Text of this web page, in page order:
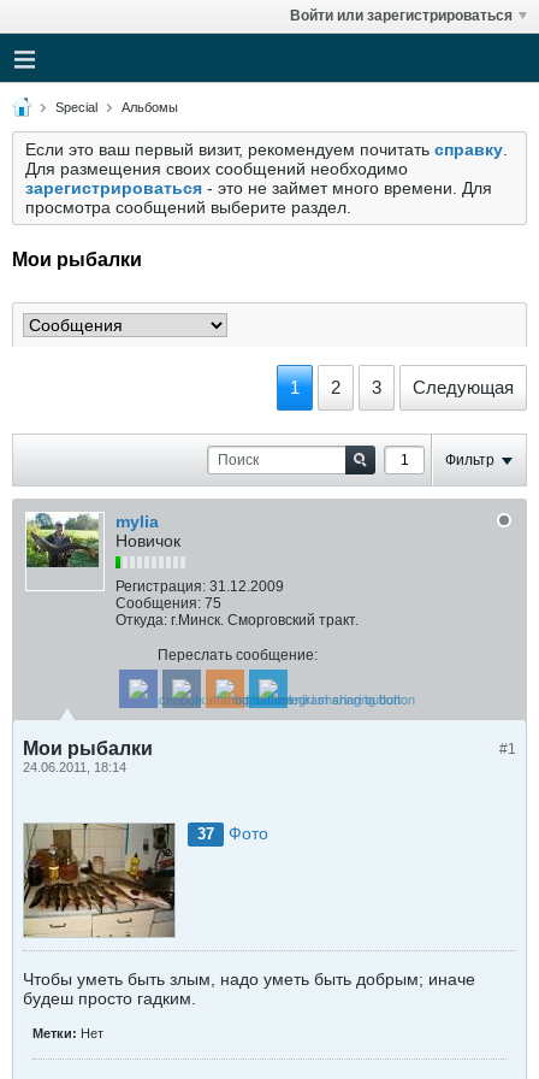
Войти или зарегистрироваться
Special Альбомы
Если это ваш первый визит, рекомендуем почитать справку
Для размещения своих сообщений необходимо
зарегистрироваться - это не займет много времени. Для
просмотра сообщений выберите раздел.
Мои рыбалки
1 2 3 Следующая
Фильтр
mylia
Новичок
Регистрация: 31.12.2009
Сообщения: 75
Откуда: г.Минск. Сморговский тракт.
Переслать сообщение:
#1
Мои рыбалки
24.06.2011, 18:14
37 Фото
Чтобы уметь быть злым, надо уметь быть добрым; иначе
будеш просто гадким.
Метки: Нет